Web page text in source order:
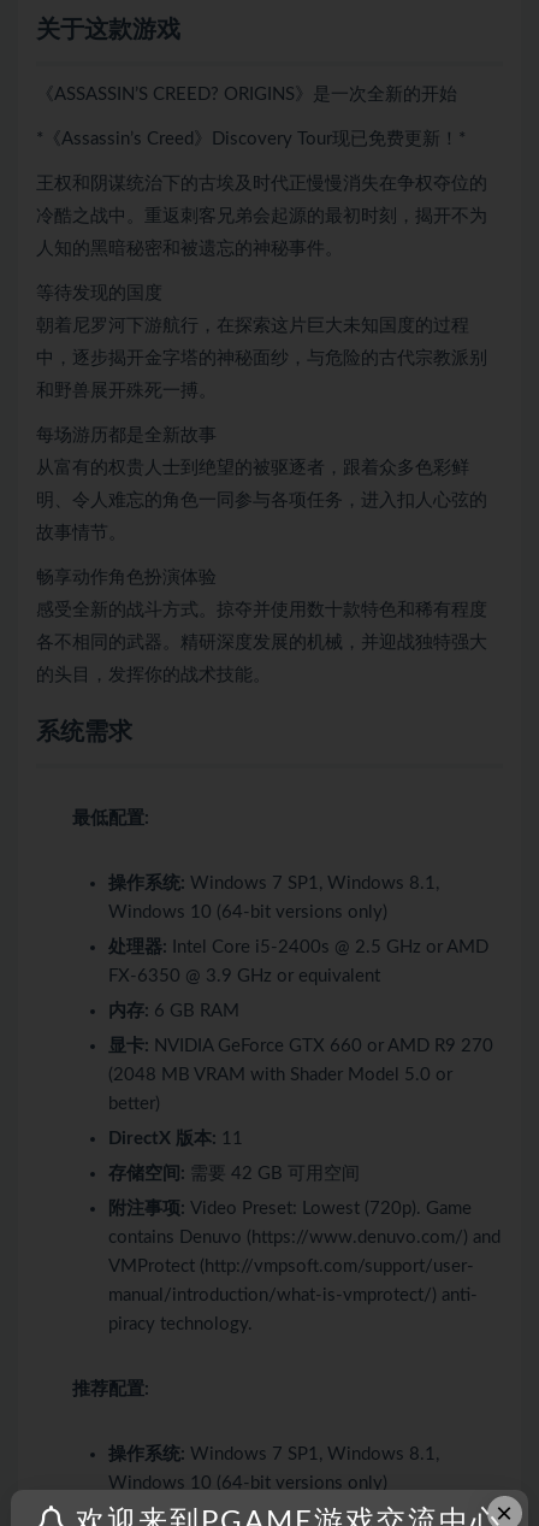
关于这款游戏
《ASSASSIN’S CREED? ORIGINS》是一次全新的开始
*《Assassin’s Creed》Discovery Tour现已免费更新！*
王权和阴谋统治下的古埃及时代正慢慢消失在争权夺位的
冷酷之战中。重返刺客兄弟会起源的最初时刻，揭开不为
人知的黑暗秘密和被遗忘的神秘事件。
等待发现的国度
朝着尼罗河下游航行，在探索这片巨大未知国度的过程
中，逐步揭开金字塔的神秘面纱，与危险的古代宗教派别
和野兽展开殊死一搏。
每场游历都是全新故事
从富有的权贵人士到绝望的被驱逐者，跟着众多色彩鲜
明、令人难忘的角色一同参与各项任务，进入扣人心弦的
故事情节。
畅享动作角色扮演体验
感受全新的战斗方式。掠夺并使用数十款特色和稀有程度
各不相同的武器。精研深度发展的机械，并迎战独特强大
的头目，发挥你的战术技能。
系统需求
最低配置:
操作系统: Windows 7 SP1, Windows 8.1,
Windows 10 (64-bit versions only)
处理器: Intel Core i5-2400s @ 2.5 GHz or AMD
FX-6350 @ 3.9 GHz or equivalent
内存: 6 GB RAM
显卡: NVIDIA GeForce GTX 660 or AMD R9 270
(2048 MB VRAM with Shader Model 5.0 or
better)
DirectX 版本: 11
存储空间: 需要 42 GB 可用空间
附注事项: Video Preset: Lowest (720p). Game
contains Denuvo (https://www.denuvo.com/) and
VMProtect (http://vmpsoft.com/support/user-
manual/introduction/what-is-vmprotect/) anti-
piracy technology.
推荐配置:
操作系统: Windows 7 SP1, Windows 8.1,
Windows 10 (64-bit versions only)
处理器: Intel Core i7- 3770 @ 3.5 GHz or AMD ×